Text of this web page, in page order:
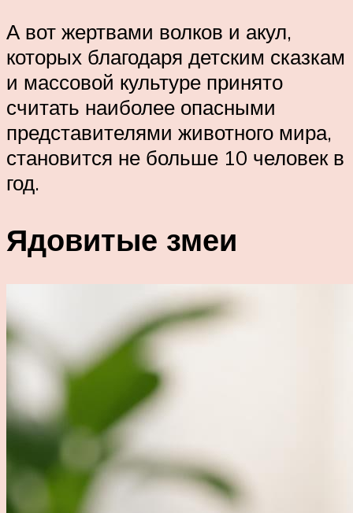
А вот жертвами волков и акул,
которых благодаря детским сказкам
и массовой культуре принято
считать наиболее опасными
представителями животного мира,
становится не больше 10 человек в
год.
Ядовитые змеи